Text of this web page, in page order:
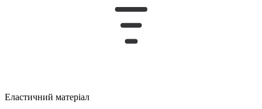
Еластичний матеріал